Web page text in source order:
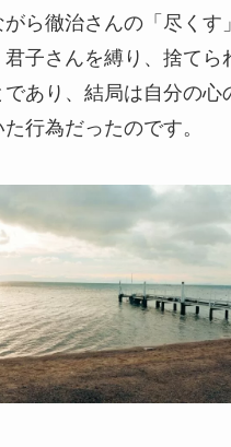
がら徹治さんの「尽くす
子さんを縛り、捨てら
であり、結局は自分の心
行為だったのです。